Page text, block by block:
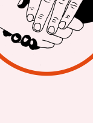
zugleich
Für den
Fragen
wenn